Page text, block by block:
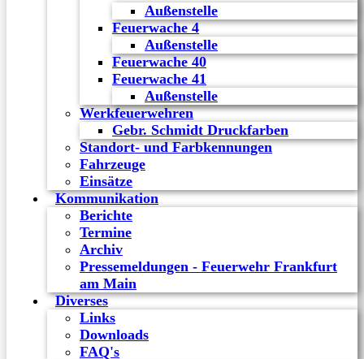
Außenstelle
Feuerwache 4
Außenstelle
Feuerwache 40
Feuerwache 41
Außenstelle
Werkfeuerwehren
Gebr. Schmidt Druckfarben
Standort- und Farbkennungen
Fahrzeuge
Einsätze
Kommunikation
Berichte
Termine
Archiv
Pressemeldungen - Feuerwehr Frankfurt
am Main
Diverses
Links
Downloads
FAQ's